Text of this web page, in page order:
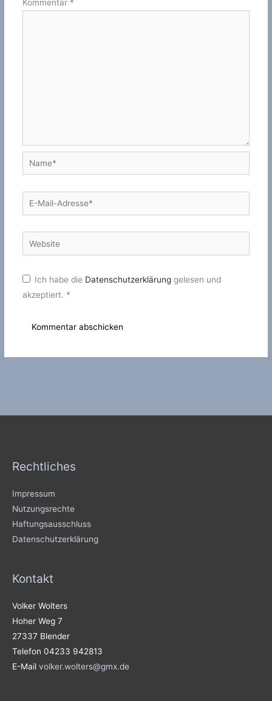
Kommentar *
Name*
E-
Mail-
Website
Ich habe die Datenschutzerklärung gelesen und
akzeptiert. *
Rechtliches
Impressum
Nutzungsrechte
Haftungsausschluss
Datenschutzerklärung
Kontakt
Volker Wolters
Hoher Weg 7
27337 Blender
Telefon 04233 942813
E-Mail volker.wolters@gmx.de